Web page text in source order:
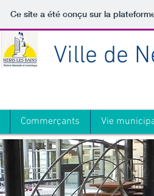
Ce site a été conçu sur la
Ville de
Commerçants Vie